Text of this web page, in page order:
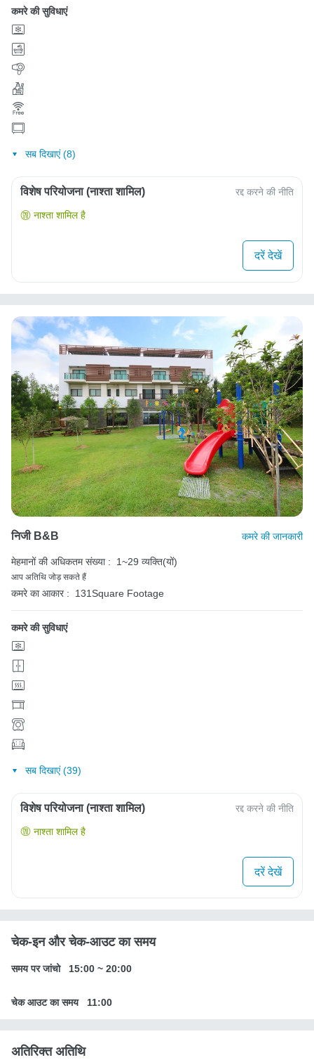
कमरे की सुविधाएं
सब दिखाएं (8)
विशेष परियोजना (नाश्ता शामिल) रद्द करने की नीति
नाश्ता शामिल है
दरें देखें
निजी B&B कमरे की जानकारी
मेहमानों की अधिकतम संख्या : 1~29 व्यक्ति(यों)
आप अतिथि जोड़ सकते हैं
कमरे का आकार : 131Square Footage
कमरे की सुविधाएं
सब दिखाएं (39)
विशेष परियोजना (नाश्ता शामिल) रद्द करने की नीति
नाश्ता शामिल है
दरें देखें
चेक-इन और चेक-आउट का समय
समय पर जांचो 15:00 ~ 20:00
चेक आउट का समय 11:00
अतिरिक्त अतिथि